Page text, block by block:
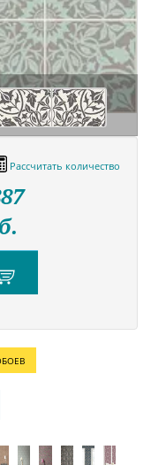
Рассчитать количество